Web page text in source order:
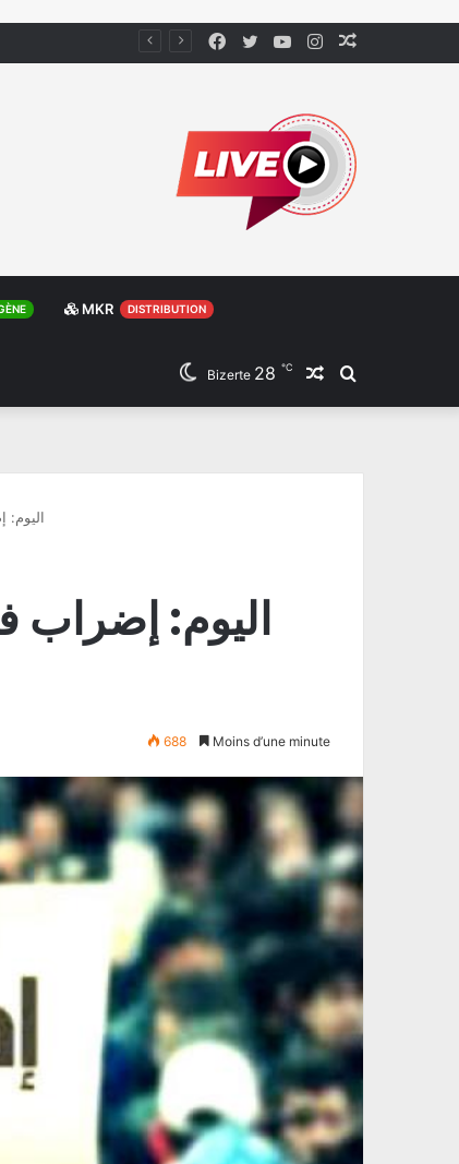
Instagram
YouTube
Twitter
Facebook
MKR DISTRIBUTION
Rechercher
Article
Bizerte 28 ℃
اليوم:
اليوم: إضراب
688 Moins d’une minute